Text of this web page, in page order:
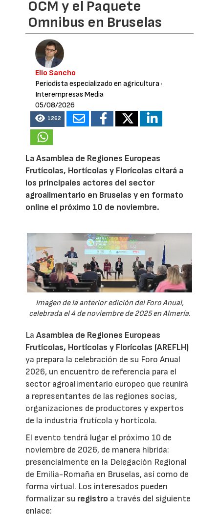
OCM y el Paquete
Omnibus en Bruselas
Elio Sancho
Periodista especializado en agricultura·
Interempresas Media
05/08/2026
1262
La Asamblea de Regiones Europeas
Frutícolas, Hortícolas y Florícolas citará a
los principales actores del sector
agroalimentario en Bruselas y en formato
online el próximo 10 de noviembre.
Imagen de la anterior edición del Foro Anual,
celebrada el 4 de noviembre de 2025 en Almería.
LaAsamblea de Regiones Europeas
Frutícolas, Hortícolas y Florícolas (AREFLH)
ya prepara la celebración de su Foro Anual
2026, un encuentro de referencia para el
sector agroalimentario europeo que reunirá
a representantes de las regiones socias,
organizaciones de productores y expertos
de la industria frutícola y hortícola.
El evento tendrá lugar el próximo 10 de
noviembre de 2026, de manera híbrida:
presencialmente en la Delegación Regional
de Emilia-Romaña en Bruselas, así como de
forma virtual. Los interesados pueden
formalizar su registro a través del siguiente
enlace: